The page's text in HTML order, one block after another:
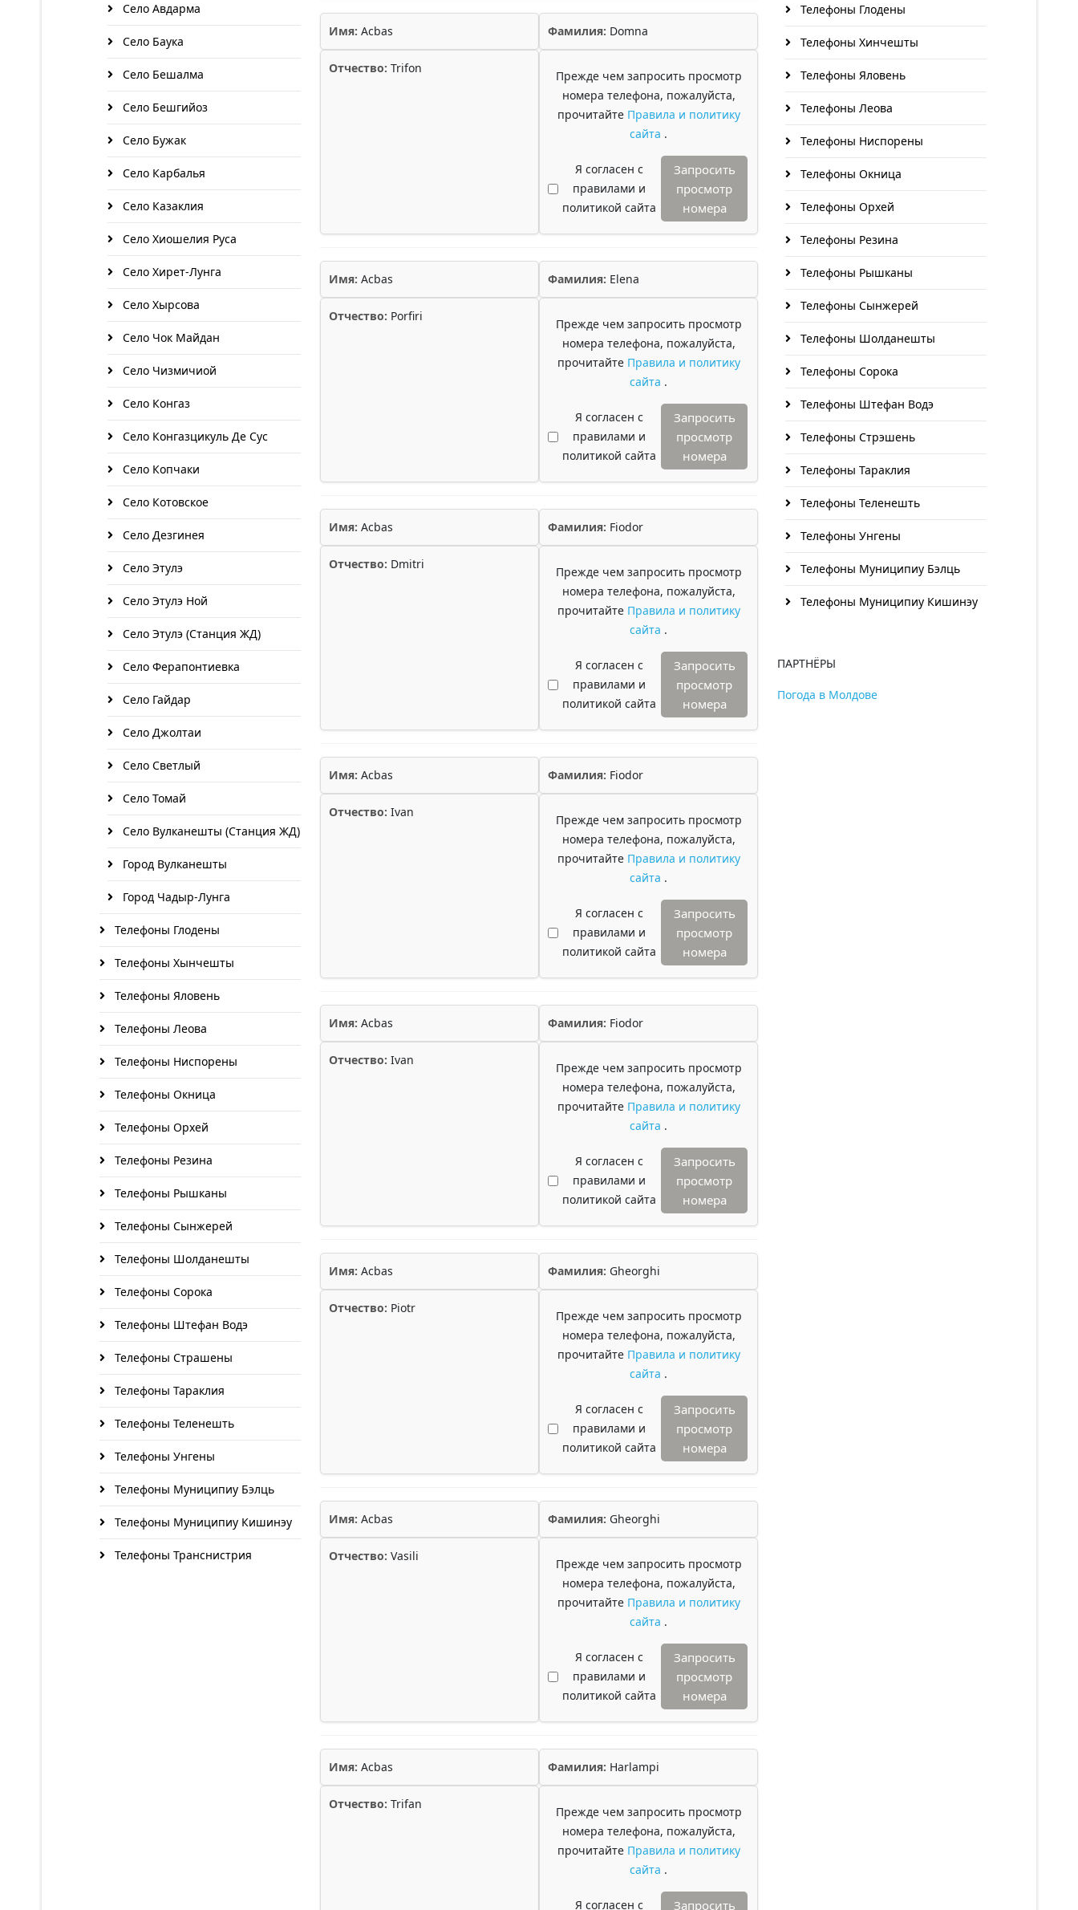
Село Авдарма
Село Баука
Село Бешалма
Село Бешгийоз
Село Бужак
Село Карбалья
Село Казаклия
Село Хиошелия Руса
Село Хирет-Лунга
Село Хырсова
Село Чок Майдан
Село Чизмичиой
Село Конгаз
Село Конгазцикуль Де Сус
Село Копчаки
Село Котовское
Село Дезгинея
Село Этулэ
Село Этулэ Ной
Село Этулэ (Станция ЖД)
Село Ферапонтиевка
Село Гайдар
Село Джолтаи
Село Светлый
Село Томай
Село Вулканешты (Станция ЖД)
Город Вулканешты
Город Чадыр-Лунга
Телефоны Глодены
Телефоны Хынчешты
Телефоны Яловень
Телефоны Леова
Телефоны Ниспорены
Телефоны Окница
Телефоны Орхей
Телефоны Резина
Телефоны Рышканы
Телефоны Сынжерей
Телефоны Шолданешты
Телефоны Сорока
Телефоны Штефан Водэ
Телефоны Страшены
Телефоны Тараклия
Телефоны Теленешть
Телефоны Унгены
Телефоны Муниципиу Бэлць
Телефоны Муниципиу Кишинэу
Телефоны Транснистрия
Имя: Acbas Фамилия: Domna
Отчество: Trifon
Прежде чем запросить просмотр
номера телефона, пожалуйста,
прочитайте Правила и политику
сайта .
Я согласен с
правилами и
политикой сайта
Запросить
просмотр
номера
Имя: Acbas Фамилия: Elena
Отчество: Porfiri
Прежде чем запросить просмотр
номера телефона, пожалуйста,
прочитайте Правила и политику
сайта .
Я согласен с
правилами и
политикой сайта
Запросить
просмотр
номера
Имя: Acbas Фамилия: Fiodor
Отчество: Dmitri
Прежде чем запросить просмотр
номера телефона, пожалуйста,
прочитайте Правила и политику
сайта .
Я согласен с
правилами и
политикой сайта
Запросить
просмотр
номера
Имя: Acbas Фамилия: Fiodor
Отчество: Ivan
Прежде чем запросить просмотр
номера телефона, пожалуйста,
прочитайте Правила и политику
сайта .
Я согласен с
правилами и
политикой сайта
Запросить
просмотр
номера
Имя: Acbas Фамилия: Fiodor
Отчество: Ivan
Прежде чем запросить просмотр
номера телефона, пожалуйста,
прочитайте Правила и политику
сайта .
Я согласен с
правилами и
политикой сайта
Запросить
просмотр
номера
Имя: Acbas Фамилия: Gheorghi
Отчество: Piotr
Прежде чем запросить просмотр
номера телефона, пожалуйста,
прочитайте Правила и политику
сайта .
Я согласен с
правилами и
политикой сайта
Запросить
просмотр
номера
Имя: Acbas Фамилия: Gheorghi
Отчество: Vasili
Прежде чем запросить просмотр
номера телефона, пожалуйста,
прочитайте Правила и политику
сайта .
Я согласен с
правилами и
политикой сайта
Запросить
просмотр
номера
Имя: Acbas Фамилия: Harlampi
Отчество: Trifan
Прежде чем запросить просмотр
номера телефона, пожалуйста,
прочитайте Правила и политику
сайта .
Я согласен с Запросить
Телефоны Глодены
Телефоны Хинчешты
Телефоны Яловень
Телефоны Леова
Телефоны Ниспорены
Телефоны Окница
Телефоны Орхей
Телефоны Резина
Телефоны Рышканы
Телефоны Сынжерей
Телефоны Шолданешты
Телефоны Сорока
Телефоны Штефан Водэ
Телефоны Стрэшень
Телефоны Тараклия
Телефоны Теленешть
Телефоны Унгены
Телефоны Муниципиу Бэлць
Телефоны Муниципиу Кишинэу
ПАРТНЁРЫ
Погода в Молдове